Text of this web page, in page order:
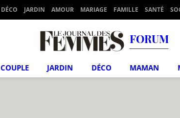
DÉCO JARDIN AMOUR MARIAGE FAMILLE SANTÉ
FORUM
COUPLE JARDIN DÉCO MAMAN